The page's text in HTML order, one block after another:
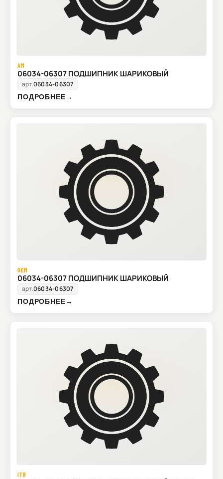
AM
06034-06307 ПОДШИПНИК ШАРИКОВЫЙ
арт.06034-06307
ПОДРОБНЕЕ→
OEM
06034-06307 ПОДШИПНИК ШАРИКОВЫЙ
арт.06034-06307
ПОДРОБНЕЕ→
ITR